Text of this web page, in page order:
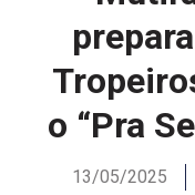
o “Pra
13/05/2025